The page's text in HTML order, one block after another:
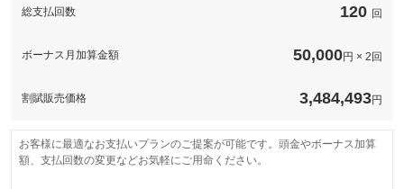
総支払回数 120 回
ボーナス月加算金額 50,000円 × 2回
割賦販売価格 3,484,493円
お客様に最適なお支払いプランのご提案が可能です。頭金やボーナス加算
額、支払回数の変更などお気軽にご用命ください。